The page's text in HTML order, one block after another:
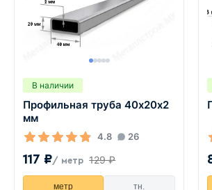
В наличии
Профильная труба 40х20х2
мм
4.8 26
117 ₽/ метр 129 ₽
метр тн.